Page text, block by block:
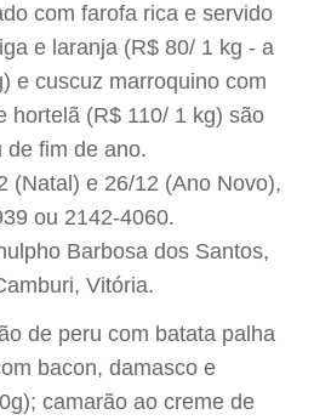
com farofa rica e servido
e laranja (R$ 80/ 1 kg - a
e cuscuz marroquino com
hortelã (R$ 110/ 1 kg) são
de fim de ano.
(Natal) e 26/12 (Ano Novo),
ou 2142-4060.
Barbosa dos Santos,
Vitória.
de peru com batata palha
bacon, damasco e
camarão ao creme de